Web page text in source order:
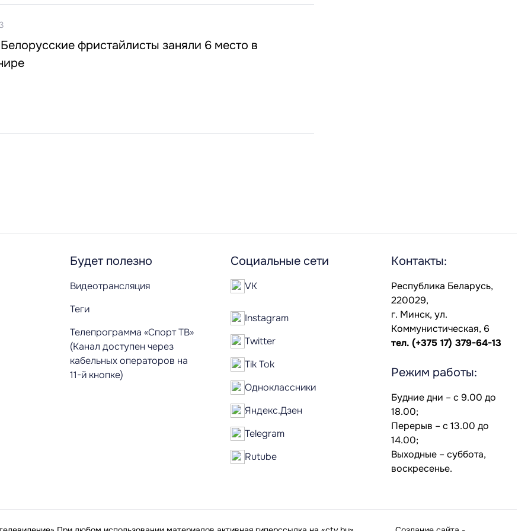
фристайлисты заняли 6 место в
Будет полезно
Видеотрансляция
Теги
Телепрограмма «Спорт ТВ»
(Канал доступен через
кабельных операторов на
11-й кнопке)
Социальные сети
VK
Instagram
Twitter
Tik Tok
Одноклассники
Яндекс.Дзен
Telegram
Rutube
Контакты:
Республика Беларусь,
220029,
г. Минск, ул.
Коммунистическая, 6
тел. (+375 17) 379-64-13
Режим работы:
Будние дни – с 9.00 до
18.00;
Перерыв – с 13.00 до
14.00;
Выходные – суббота,
воскресенье.